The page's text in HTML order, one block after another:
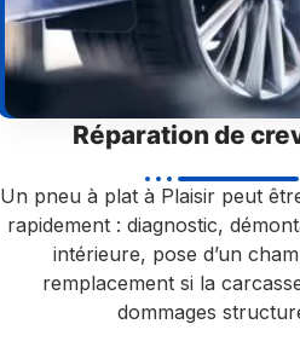
Réparation de
Un pneu à plat à Plaisir peut
rapidement : diagnostic,
intérieure, pose d’un
remplacement si la
dommages